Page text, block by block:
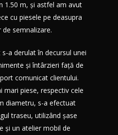
1.50 m, și astfel am avut
cu piesele pe deasupra
semnalizare.
a derulat în decursul unei
și întârzieri față de
comunicat clientului.
mari piese, respectiv cele
diametru, s-a efectuat
traseu, utilizând șase
și un atelier mobil de